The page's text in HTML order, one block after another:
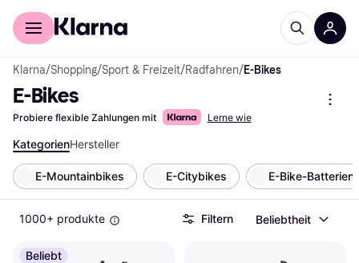
Für Shopper
Klarna/Shopping/Sport & Freizeit/Radfahren/E-Bikes
E-Bikes
Probiere flexible Zahlungen mit Lerne wie
KategorienHersteller
E-Mountainbikes E-Citybikes E-Bike-Batterien
1000+ produkte Filtern Beliebtheit
Beliebt